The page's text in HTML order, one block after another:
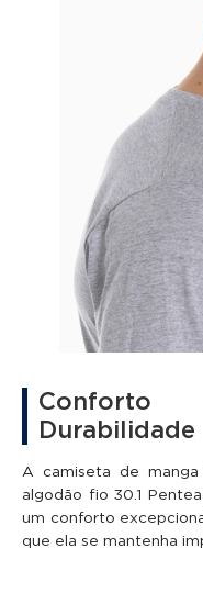
um caimento mais
Por ser lisa e versátil, é
para uniformes,
-Malha 100% Algodão
-Fio 30.1 Penteado
-Gramatura 160g/m²
-Manga longa
Benefícios:
-Toque macio e
-Malha 100% algodão
-Ótimo caimento no
-Gola com acabamento
-Fácil de combinar
disponíveis na Loja
Durabilidade
A camiseta de
algodão fio 30.1
um conforto
que ela se mantenha